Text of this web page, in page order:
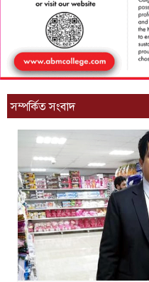
সম্পর্কিত সংবাদ